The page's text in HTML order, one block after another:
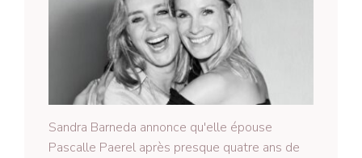
Sandra Barneda annonce qu'elle épouse
Pascalle Paerel après presque quatre ans de